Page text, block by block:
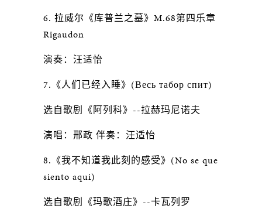
6. 拉威尔《库普兰之墓》M.68第四乐章
Rigaudon
演奏：汪适怡
7.《人们已经入睡》(Весь табор спит)
选自歌剧《阿列科》--拉赫玛尼诺夫
演唱：邢政 伴奏：汪适怡
8.《我不知道我此刻的感受》(No se que
siento aqui)
选自歌剧《玛歌酒庄》--卡瓦列罗